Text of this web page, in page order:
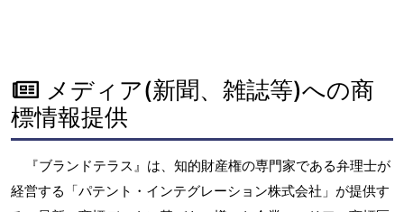
メディア(新聞、雑誌等)への商
標情報提供
『ブランドテラス』は、知的財産権の専門家である弁理士が
経営する「パテント・インテグレーション株式会社」が提供す